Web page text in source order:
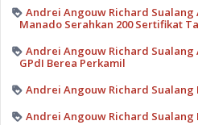
Andrei Angouw Richard Sualang
Manado Serahkan 200 Sertifikat
Andrei Angouw Richard
GPdI Berea Perkamil
Andrei Angouw Richard Sualang
Andrei Angouw Richard Sualang